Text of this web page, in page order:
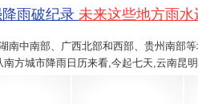
雨破纪录 未来这些地方雨水
南中南部、广西北部和西部、贵州南部
南方城市降雨日历来看,今起七天,云南昆